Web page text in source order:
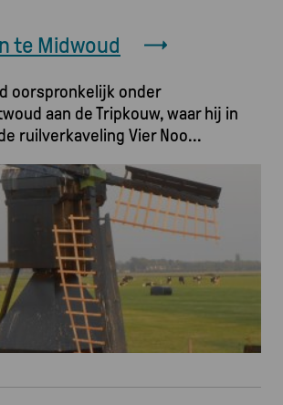
te Midwoud
oorspronkelijk onder
aan de Tripkouw, waar hij in
ruilverkaveling Vier Noo